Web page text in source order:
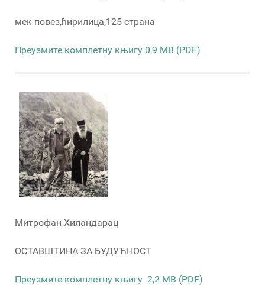
мек повез,ћирилица,125 страна
Преузмите комплетну књигу 0,9 MB (PDF)
Митрофан Хиландарац
ОСТАВШТИНА ЗА БУДУЋНОСТ
Преузмите комплетну књигу 2,2 MB (PDF)